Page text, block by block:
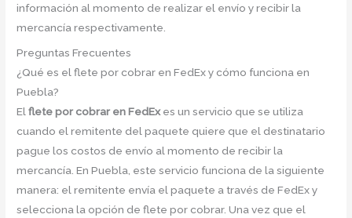
información al momento de realizar el envío y recibir la
mercancía respectivamente.
Preguntas Frecuentes
¿Qué es el flete por cobrar en FedEx y cómo funciona en
Puebla?
Elflete por cobrar en FedExes un servicio que se utiliza
cuando el remitente del paquete quiere que el destinatario
pague los costos de envío al momento de recibir la
mercancía. En Puebla, este servicio funciona de la siguiente
manera: el remitente envía el paquete a través de FedEx y
selecciona la opción de flete por cobrar. Una vez que el